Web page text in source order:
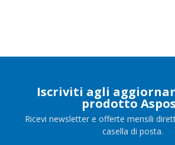
Iscriviti agli
prodotto
Ricevi newsletter e offerte mensili
casella di posta.